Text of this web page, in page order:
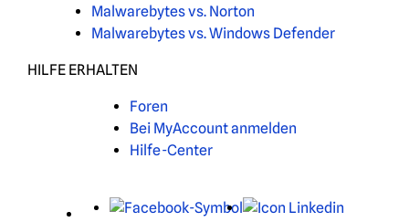
Malwarebytes vs. Norton
Malwarebytes vs. Windows Defender
HILFE ERHALTEN
Foren
Bei MyAccount anmelden
Hilfe-Center
X Facebook
LinkedIn